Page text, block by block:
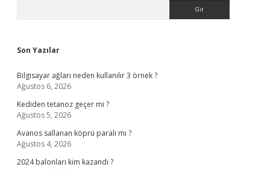
Son Yazılar
Bilgisayar ağları neden kullanılır 3 örnek ?
Ağustos 6, 2026
Kediden tetanoz geçer mi ?
Ağustos 5, 2026
Avanos sallanan köprü paralı mı ?
Ağustos 4, 2026
2024 balonları kim kazandı ?